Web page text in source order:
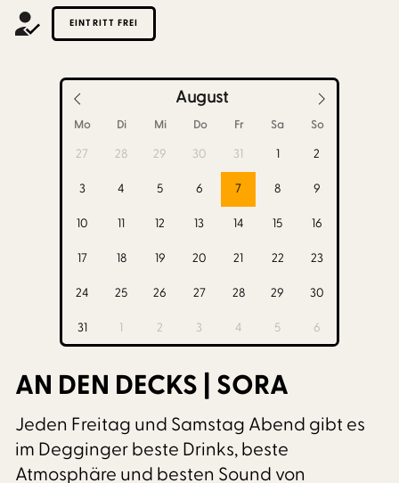
EINTRITT FREI
August
Mo Di Mi Do Fr Sa So
27 28 29 30 31 1 2
3 4 5 6 7 8 9
10 11 12 13 14 15 16
17 18 19 20 21 22 23
24 25 26 27 28 29 30
31 1 2 3 4 5 6
AN DEN DECKS | SORA
Jeden Freitag und Samstag Abend gibt es
im Degginger beste Drinks, beste
Atmosphäre und besten Sound von